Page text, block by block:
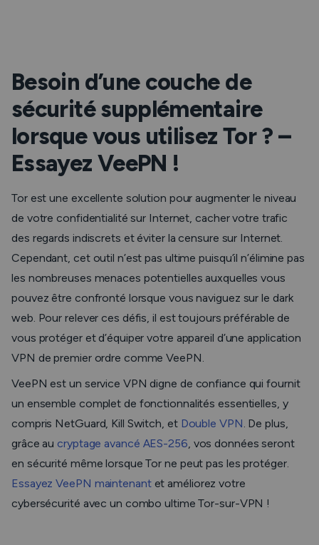
Besoin d’une couche de
sécurité supplémentaire
lorsque vous utilisez Tor ? –
Essayez VeePN !
Tor est une excellente solution pour augmenter le niveau
de votre confidentialité sur Internet, cacher votre trafic
des regards indiscrets et éviter la censure sur Internet.
Cependant, cet outil n’est pas ultime puisqu’il n’élimine pas
les nombreuses menaces potentielles auxquelles vous
pouvez être confronté lorsque vous naviguez sur le dark
web. Pour relever ces défis, il est toujours préférable de
vous protéger et d’équiper votre appareil d’une application
VPN de premier ordre comme VeePN.
VeePN est un service VPN digne de confiance qui fournit
un ensemble complet de fonctionnalités essentielles, y
compris NetGuard, Kill Switch, et Double VPN. De plus,
grâce au cryptage avancé AES-256, vos données seront
en sécurité même lorsque Tor ne peut pas les protéger.
Essayez VeePN maintenantet améliorez votre
cybersécurité avec un combo ultime Tor-sur-VPN !